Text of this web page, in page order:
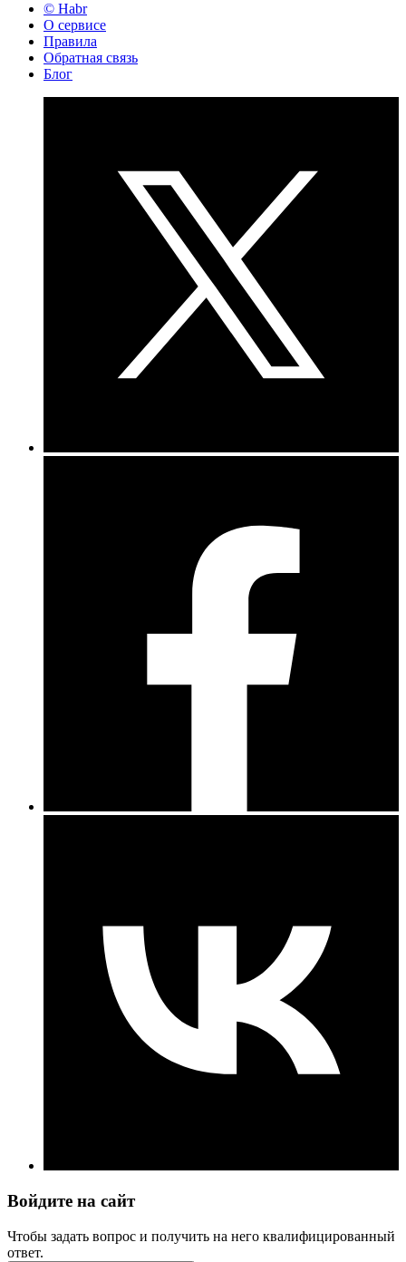
© Habr
О сервисе
Правила
Обратная связь
Блог
Войдите на сайт
Чтобы задать вопрос и получить на него квалифицированный
ответ.